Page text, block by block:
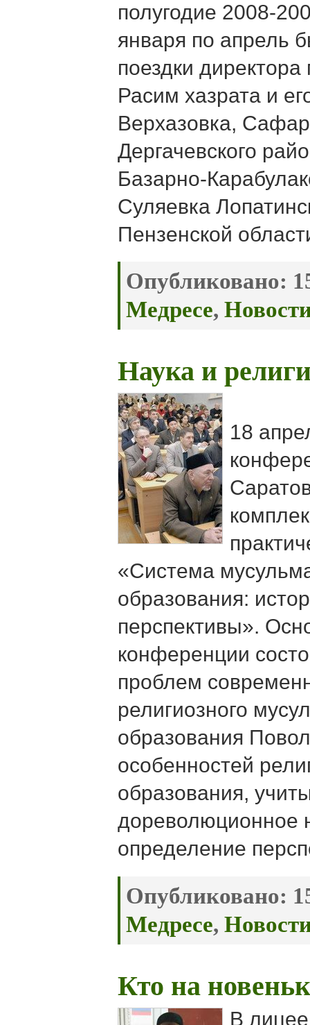
полугодие 2008-
января по апрель
поездки
Расим хазрата и
Верхазовка,
Дергачевского
Базарно-
Суляевка
Пензенской
Опубликовано:
Медресе,
Наука и
18
«Система
образования:
перспективы».
конференции
проблем
религиозного
образования
особенностей
образования,
дореволюционное
определение
Опубликовано:
Медресе,
Кто на
В